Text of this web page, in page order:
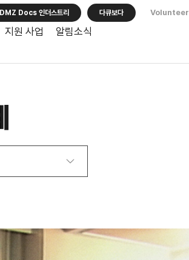
지원 사업 알림소식
DMZ Docs 인더스트리 다큐보다 Volunteer